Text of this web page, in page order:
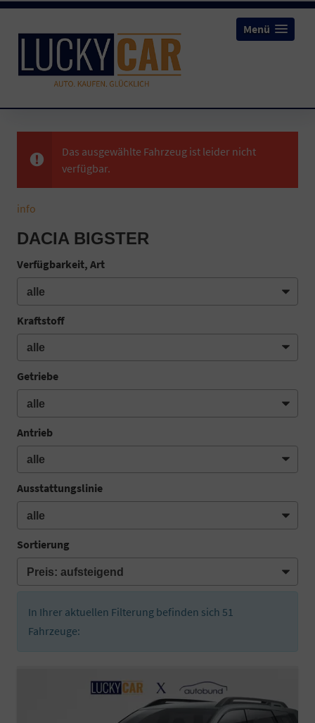
Menü
Das ausgewählte Fahrzeug ist leider nicht
verfügbar.
info
DACIA BIGSTER
Verfügbarkeit, Art
Kraftstoff
Getriebe
Antrieb
Ausstattungslinie
Sortierung
In Ihrer aktuellen Filterung befinden sich 51
Fahrzeuge: